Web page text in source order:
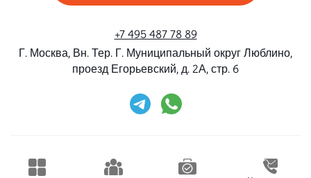
+7 495 487 78 89
Г. Москва, Вн. Тер. Г. Муниципальный округ Люблино,
проезд Егорьевский, д. 2А, стр. 6
Дизайн и разработка
Конструктивные решения